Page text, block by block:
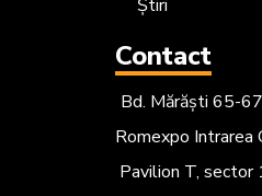
Știri
Contact
Bd. Mărăști 65-
Romexpo Intrarea
Pavilion T, sector